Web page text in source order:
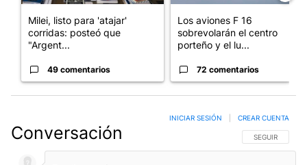
Milei, listo para 'atajar'
corridas: posteó que
"Argent...
49 comentarios
Los aviones F 16
sobrevolarán el centro
porteño y el lu...
72 comentarios
Conversación SIGA ESTA
SEGUIR
INICIAR SESIÓN CREAR CUENTA